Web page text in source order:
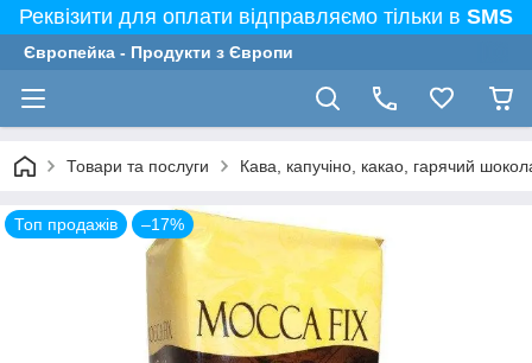
Реквізити для оплати відправляємо тільки в SMS
Європейка - Продукти з Європи
Товари та послуги Кава, капучіно, какао, гарячий
Топ продажів –17%